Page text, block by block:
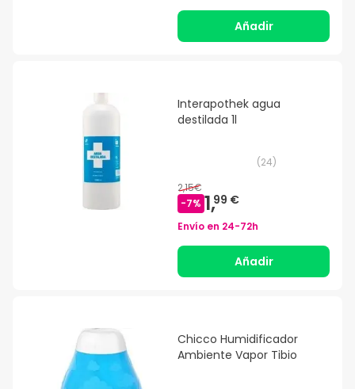
Añadir
Interapothek agua
destilada 1l
(24)
2,15€
-7% 1,99 €
Envío en 24-72h
Añadir
Chicco Humidificador
Ambiente Vapor Tibio